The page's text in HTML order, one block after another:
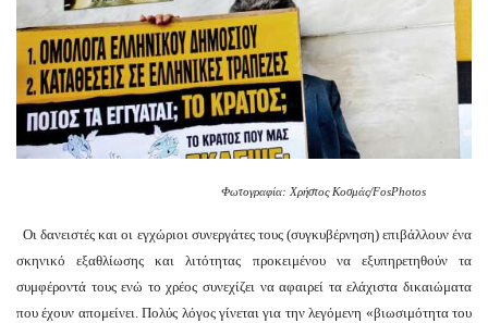
Φωτογραφία: Χρήστος Κοσμάς/FosPhotos
Οι δανειστές και οι εγχώριοι συνεργάτες τους (συγκυβέρνηση) επιβάλλουν ένα
σκηνικό εξαθλίωσης και λιτότητας προκειμένου να εξυπηρετηθούν τα
συμφέροντά τους ενώ το χρέος συνεχίζει να αφαιρεί τα ελάχιστα δικαιώματα
που έχουν απομείνει. Πολύς λόγος γίνεται για την λεγόμενη «βιωσιμότητα του